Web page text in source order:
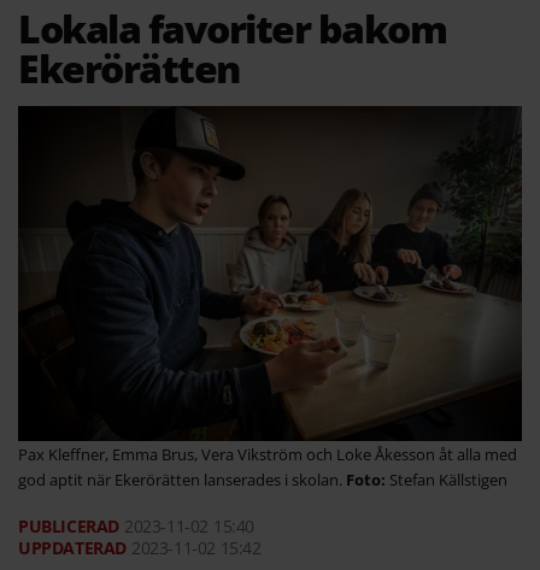
Lokala favoriter bakom
Ekerörätten
Pax Kleffner, Emma Brus, Vera Vikström och Loke Åkesson åt alla med
god aptit när Ekerörätten lanserades i skolan.
Stefan Källstigen
2023-11-02 15:40
2023-11-02 15:42